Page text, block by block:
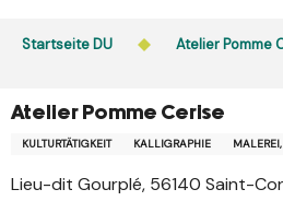
Startseite DU Atelier Pomme
Atelier Pomme Cerise
KULTURTÄTIGKEIT KALLIGRAPHIE
Lieu-dit Gourplé, 56140 Saint-